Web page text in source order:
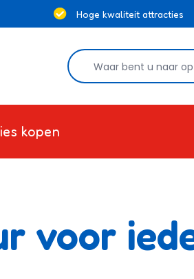
Hoge kwaliteit attracties
kopen
voor